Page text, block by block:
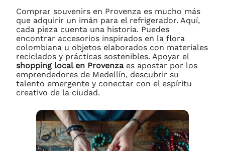
Comprar souvenirs en Provenza es mucho más
que adquirir un imán para el refrigerador. Aquí,
cada pieza cuenta una historia. Puedes
encontrar accesorios inspirados en la flora
colombiana u objetos elaborados con materiales
reciclados y prácticas sostenibles. Apoyar el
shopping local en Provenzaes apostar por los
emprendedores de Medellín, descubrir su
talento emergente y conectar con el espíritu
creativo de la ciudad.